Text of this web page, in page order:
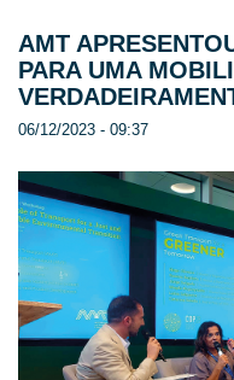
AMT
PARA UMA
06/12/2023 - 09:37